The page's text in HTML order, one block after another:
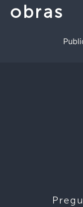
obras